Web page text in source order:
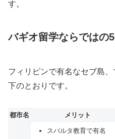
す。
バギオ留学ならではの
フィリピンで有名なセブ島
下のとおりです。
都市名 メリット
スパルタ教育で有名